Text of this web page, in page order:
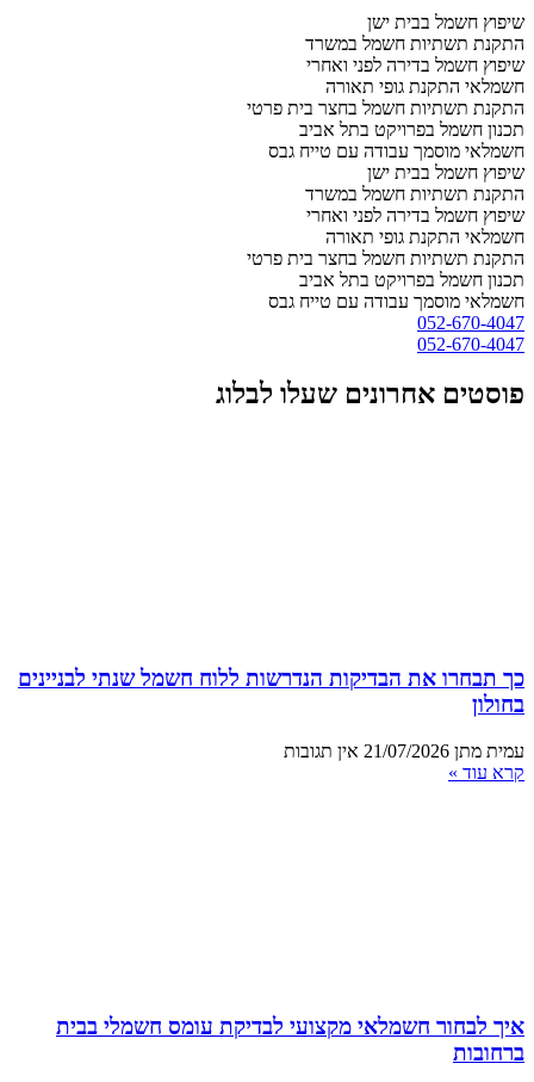
שיפוץ חשמל בבית ישן
התקנת תשתיות חשמל במשרד
שיפוץ חשמל בדירה לפני ואחרי
חשמלאי התקנת גופי תאורה
התקנת תשתיות חשמל בחצר בית פרטי
תכנון חשמל בפרויקט בתל אביב
חשמלאי מוסמך עבודה עם טייח גבס
שיפוץ חשמל בבית ישן
התקנת תשתיות חשמל במשרד
שיפוץ חשמל בדירה לפני ואחרי
חשמלאי התקנת גופי תאורה
התקנת תשתיות חשמל בחצר בית פרטי
תכנון חשמל בפרויקט בתל אביב
חשמלאי מוסמך עבודה עם טייח גבס
052-670-4047
052-670-4047
פוסטים אחרונים שעלו לבלוג
כך תבחרו את הבדיקות הנדרשות ללוח חשמל שנתי לבניינים
בחולון
עמית מתן 21/07/2026 אין תגובות
קרא עוד »
איך לבחור חשמלאי מקצועי לבדיקת עומס חשמלי בבית
ברחובות